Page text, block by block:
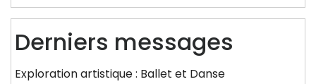
Derniers messages
Exploration artistique : Ballet et Danse